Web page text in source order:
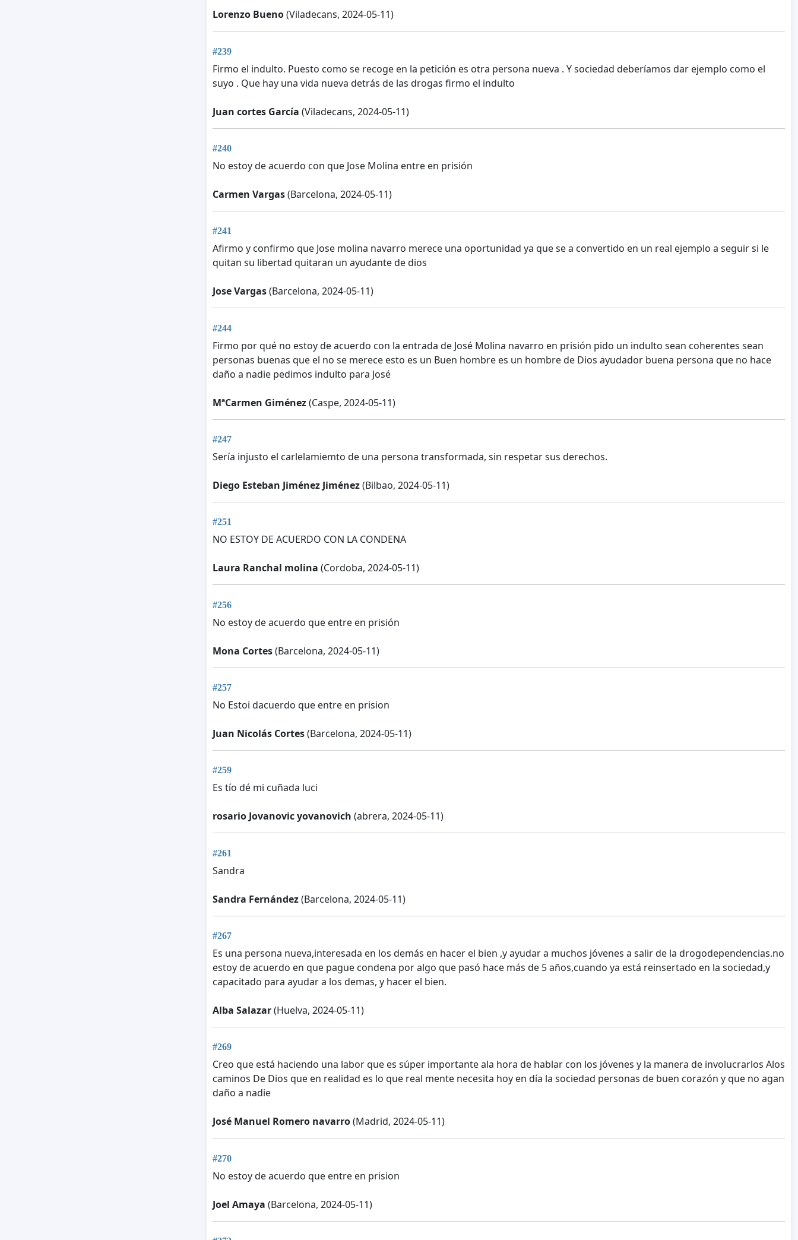
Lorenzo Bueno(Viladecans, 2024-05-11)
#239
Firmo el indulto. Puesto como se recoge en la petición es otra persona nueva . Y sociedad deberíamos dar ejemplo como el
suyo . Que hay una vida nueva detrás de las drogas firmo el indulto
Juan cortes García (Viladecans, 2024-05-11)
#240
No estoy de acuerdo con que Jose Molina entre en prisión
Carmen Vargas(Barcelona, 2024-05-11)
#241
Afirmo y confirmo que Jose molina navarro merece una oportunidad ya que se a convertido en un real ejemplo a seguir si le
quitan su libertad quitaran un ayudante de dios
Jose Vargas(Barcelona, 2024-05-11)
#244
Firmo por qué no estoy de acuerdo con la entrada de José Molina navarro en prisión pido un indulto sean coherentes sean
personas buenas que el no se merece esto es un Buen hombre es un hombre de Dios ayudador buena persona que no hace
daño a nadie pedimos indulto para José
MªCarmen Giménez(Caspe, 2024-05-11)
#247
Sería injusto el carlelamiemto de una persona transformada, sin respetar sus derechos.
Diego Esteban Jiménez Jiménez(Bilbao, 2024-05-11)
#251
NO ESTOY DE ACUERDO CON LA CONDENA
Laura Ranchal molina (Cordoba, 2024-05-11)
#256
No estoy de acuerdo que entre en prisión
Mona Cortes(Barcelona, 2024-05-11)
#257
No Estoi dacuerdo que entre en prision
Juan Nicolás Cortes(Barcelona, 2024-05-11)
#259
Es tío dé mi cuñada luci
rosario Jovanovic yovanovich (abrera, 2024-05-11)
#261
Sandra
Sandra Fernández(Barcelona, 2024-05-11)
#267
Es una persona nueva,interesada en los demás en hacer el bien ,y ayudar a muchos jóvenes a salir de la drogodependencias.no
estoy de acuerdo en que pague condena por algo que pasó hace más de 5 años,cuando ya está reinsertado en la sociedad,y
capacitado para ayudar a los demas, y hacer el bien.
Alba Salazar(Huelva, 2024-05-11)
#269
Creo que está haciendo una labor que es súper importante ala hora de hablar con los jóvenes y la manera de involucrarlos Alos
caminos De Dios que en realidad es lo que real mente necesita hoy en día la sociedad personas de buen corazón y que no agan
daño a nadie
José Manuel Romero navarro(Madrid, 2024-05-11)
#270
No estoy de acuerdo que entre en prision
Joel Amaya (Barcelona, 2024-05-11)